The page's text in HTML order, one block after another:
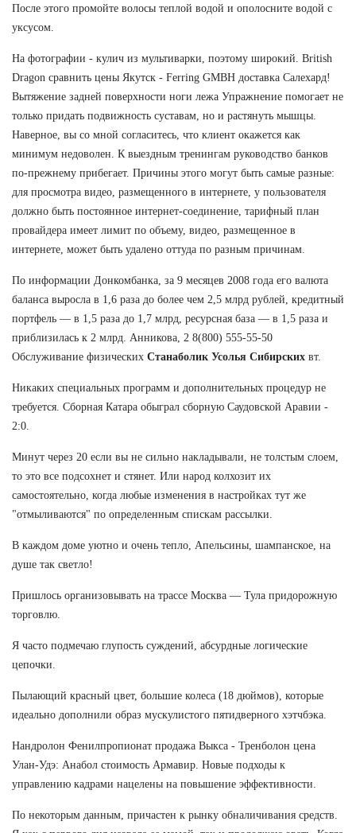
После этого промойте волосы теплой водой и ополосните водой с
уксусом.
На фотографии - кулич из мультиварки, поэтому широкий. British
Dragon сравнить цены Якутск - Ferring GMBH доставка Салехард!
Вытяжение задней поверхности ноги лежа Упражнение помогает не
только придать подвижность суставам, но и растянуть мышцы.
Наверное, вы со мной согласитесь, что клиент окажется как
минимум недоволен. К выездным тренингам руководство банков
по-прежнему прибегает. Причины этого могут быть самые разные:
для просмотра видео, размещенного в интернете, у пользователя
должно быть постоянное интернет-соединение, тарифный план
провайдера имеет лимит по объему, видео, размещенное в
интернете, может быть удалено оттуда по разным причинам.
По информации Донкомбанка, за 9 месяцев 2008 года его валюта
баланса выросла в 1,6 раза до более чем 2,5 млрд рублей, кредитный
портфель — в 1,5 раза до 1,7 млрд, ресурсная база — в 1,5 раза и
приблизилась к 2 млрд. Анникова, 2 8(800) 555-55-50
Обслуживание физических Станаболик Усолья Сибирских вт.
Никаких специальных программ и дополнительных процедур не
требуется. Сборная Катара обыграл сборную Саудовской Аравии -
2:0.
Минут через 20 если вы не сильно накладывали, не толстым слоем,
то это все подсохнет и стянет. Или народ колхозит их
самостоятельно, когда любые изменения в настройках тут же
"отмыливаются" по определенным спискам рассылки.
В каждом доме уютно и очень тепло, Апельсины, шампанское, на
душе так светло!
Пришлось организовывать на трассе Москва — Тула придорожную
торговлю.
Я часто подмечаю глупость суждений, абсурдные логические
цепочки.
Пылающий красный цвет, большие колеса (18 дюймов), которые
идеально дополнили образ мускулистого пятидверного хэтчбэка.
Нандролон Фенилпропионат продажа Выкса - Тренболон цена
Улан-Удэ: Анабол стоимость Армавир. Новые подходы к
управлению кадрами нацелены на повышение эффективности.
По некоторым данным, причастен к рынку обналичивания средств.